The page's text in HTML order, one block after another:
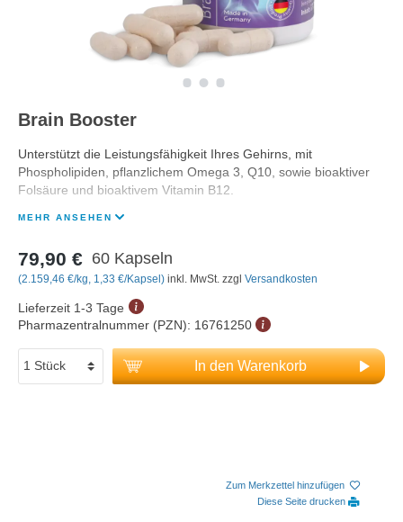
Brain Booster
Unterstützt die Leistungsfähigkeit Ihres Gehirns, mit
Phospholipiden, pflanzlichem Omega 3, Q10, sowie bioaktiver
Folsäure und bioaktivem Vitamin B12.
MEHR ANSEHEN
79,90 € 60 Kapseln
(2.159,46 €/kg, 1,33 €/Kapsel) inkl. MwSt. zzgl Versandkosten
Lieferzeit 1-3 Tage
Pharmazentralnummer (PZN): 16761250
In den Warenkorb
Zum Merkzettel hinzufügen
Diese Seite drucken